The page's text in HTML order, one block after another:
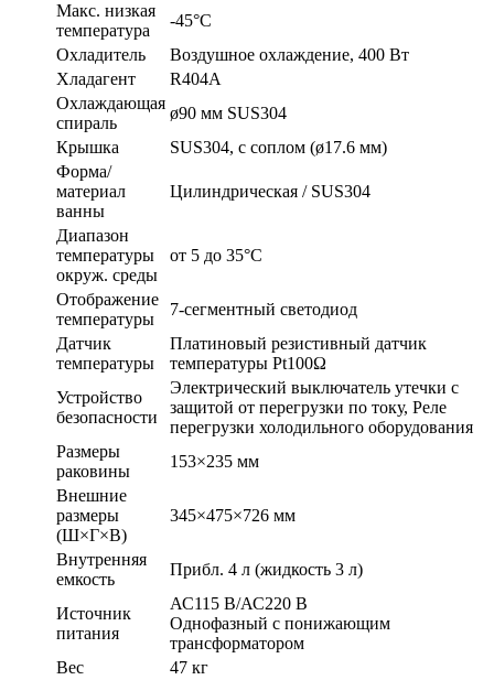
Макс. низкая
температура
-45°С
Охладитель
Воздушное охлаждение, 400 Вт
Хладагент
R404A
Охлаждающая
спираль
ø90 мм SUS304
Крышка
SUS304, с соплом (ø17.6 мм)
Форма/
материал
ванны
Цилиндрическая / SUS304
Диапазон
температуры
окруж. среды
от 5 до 35°С
Отображение
температуры
7-сегментный светодиод
Датчик
температуры
Платиновый резистивный датчик
температуры Pt100Ω
Устройство
безопасности
Электрический выключатель утечки с
защитой от перегрузки по току, Реле
перегрузки холодильного оборудования
Размеры
раковины
153×235 мм
Внешние
размеры
(Ш×Г×В)
345×475×726 мм
Внутренняя
емкость
Прибл. 4 л (жидкость 3 л)
Источник
питания
АС115 В/АС220 В
Однофазный с понижающим
трансформатором
Вес
47 кг